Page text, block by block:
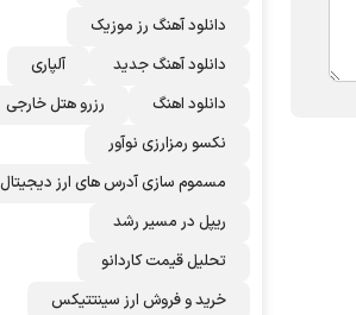
دانلود آهنگ رز‌ موزیک
دانلود آهنگ جدید
آلپاری
دانلود اهنگ
رزرو هتل خارجی
نکسو رمزارزی نوآور
مسموم سازی آدرس های ارز دیجیتال
ریپل در مسیر رشد
تحلیل قیمت کاردانو
خرید و فروش ارز سینتتیکس